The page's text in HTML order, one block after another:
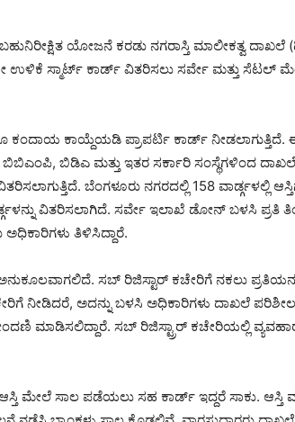
ಯೋಜನೆ ಕರಡು ನಗರಾಸ್ತಿ ಮಾಲೀಕತ್ವ ದಾಖಲೆ
ಉಳಿಕೆ ಸ್ಮಾರ್ಟ್ ಕಾರ್ಡ್ ವಿತರಿಸಲು ಸರ್ವೇ ಮತ್ತು ಸೆಟಲ್
ಕಂದಾಯ ಕಾಯ್ದೆಯಡಿ ಪ್ರಾಪರ್ಟಿ ಕಾರ್ಡ್
ಬಿಡಿಎ ಮತ್ತು ಇತರ ಸರ್ಕಾರಿ ಸಂಸ್ಥೆಗಳಿಂದ
ಬೆಂಗಳೂರು ನಗರದಲ್ಲಿ 158 ವಾರ್ಡ್ಗಳಲ್ಲಿ
ವಿತರಿಸಲಾಗಿದೆ. ಸರ್ವೇ ಇಲಾಖೆ ಡೋನ್ ಬಳಸಿ ಪ್ರತಿ
ತಿಳಿಸಿದ್ದಾರೆ.
ಸಬ್ ರಿಜಿಸ್ಟಾರ್ ಕಚೇರಿಗೆ ನಕಲು ಪ್ರತಿಯನ್ನು
ನೀಡಿದರೆ, ಅದನ್ನು ಬಳಸಿ ಅಧಿಕಾರಿಗಳು ದಾಖಲೆ
ಮಾಡಿಸಲಿದ್ದಾರೆ. ಸಬ್ ರಿಜಿಸ್ಟ್ರಾರ್ ಕಚೇರಿಯಲ್ಲಿ
ಮೇಲೆ ಸಾಲ ಪಡೆಯಲು ಸಹ ಕಾರ್ಡ್ ಇದ್ದರೆ ಸಾಕು. ಆಸ್ತಿ